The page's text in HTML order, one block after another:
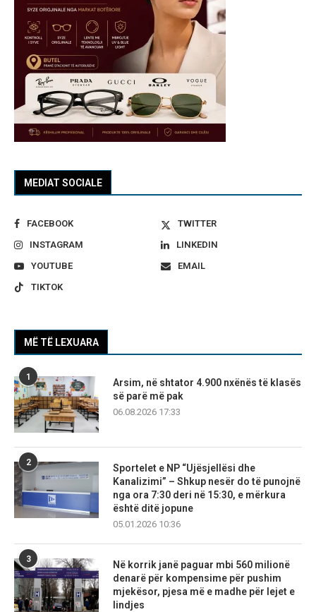
MEDIAT SOCIALE
FACEBOOK
TWITTER
INSTAGRAM
LINKEDIN
YOUTUBE
EMAIL
TIKTOK
MË TË LEXUARA
1
Arsim, në shtator 4.900 nxënës të klasës
së parë më pak
06.08.2026 17:33
2
Sportelet e NP “Ujësjellësi dhe
Kanalizimi” – Shkup nesër do të punojnë
nga ora 7:30 deri në 15:30, e mërkura
është ditë jopune
05.01.2026 10:36
3
Në korrik janë paguar mbi 560 milionë
denarë për kompensime për pushim
mjekësor, pjesa më e madhe për lejet e
lindjes